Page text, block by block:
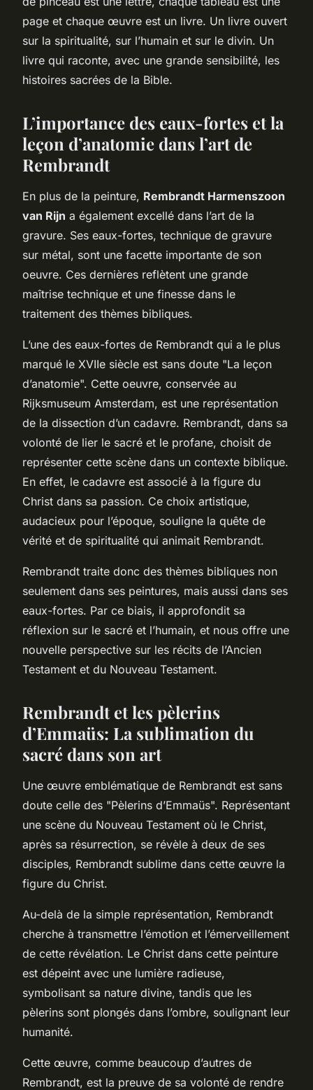
page et chaque œuvre est un livre. Un livre ouvert
sur la spiritualité, sur l’humain et sur le divin. Un
livre qui raconte, avec une grande sensibilité, les
histoires sacrées de la Bible.
L’importance des eaux-fortes et la
leçon d’anatomie dans l’art de
Rembrandt
En plus de la peinture, Rembrandt Harmenszoon
van Rijn a également excellé dans l’art de la
gravure. Ses eaux-fortes, technique de gravure
sur métal, sont une facette importante de son
oeuvre. Ces dernières reflètent une grande
maîtrise technique et une finesse dans le
traitement des thèmes bibliques.
L’une des eaux-fortes de Rembrandt qui a le plus
marqué le XVIIe siècle est sans doute "La leçon
d’anatomie". Cette oeuvre, conservée au
Rijksmuseum Amsterdam, est une représentation
de la dissection d’un cadavre. Rembrandt, dans sa
volonté de lier le sacré et le profane, choisit de
représenter cette scène dans un contexte biblique.
En effet, le cadavre est associé à la figure du
Christ dans sa passion. Ce choix artistique,
audacieux pour l’époque, souligne la quête de
vérité et de spiritualité qui animait Rembrandt.
Rembrandt traite donc des thèmes bibliques non
seulement dans ses peintures, mais aussi dans ses
eaux-fortes. Par ce biais, il approfondit sa
réflexion sur le sacré et l’humain, et nous offre une
nouvelle perspective sur les récits de l’Ancien
Testament et du Nouveau Testament.
Rembrandt et les pèlerins
d’Emmaüs: La sublimation du
sacré dans son art
Une œuvre emblématique de Rembrandt est sans
doute celle des "Pèlerins d’Emmaüs". Représentant
une scène du Nouveau Testament où le Christ,
après sa résurrection, se révèle à deux de ses
disciples, Rembrandt sublime dans cette œuvre la
figure du Christ.
Au-delà de la simple représentation, Rembrandt
cherche à transmettre l’émotion et l’émerveillement
de cette révélation. Le Christ dans cette peinture
est dépeint avec une lumière radieuse,
symbolisant sa nature divine, tandis que les
pèlerins sont plongés dans l’ombre, soulignant leur
humanité.
Cette œuvre, comme beaucoup d’autres de
Rembrandt, est la preuve de sa volonté de rendre